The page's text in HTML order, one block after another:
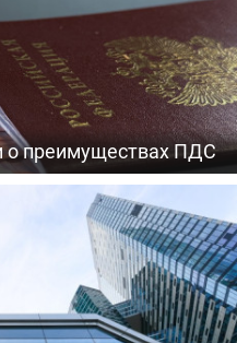
о преимуществах ПДС